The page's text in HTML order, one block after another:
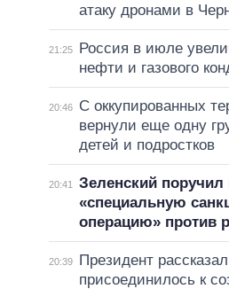
атаку дронами в
21:25
Россия в июле
нефти и газового
20:46
С оккупированных
вернули еще одну
детей и подростков
20:41
Зеленский поручил
«специальную
операцию» против
20:39
Президент
присоединилось к